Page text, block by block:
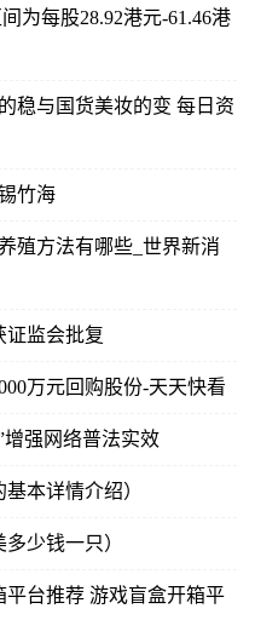
为每股28.92港元-61.46港
稳与国货美妆的变 每日资
竹海
殖方法有哪些_世界新消
证监会批复
万元回购股份-天天快看
强网络普法实效
本详情介绍）
少钱一只）
平台推荐 游戏盲盒开箱平